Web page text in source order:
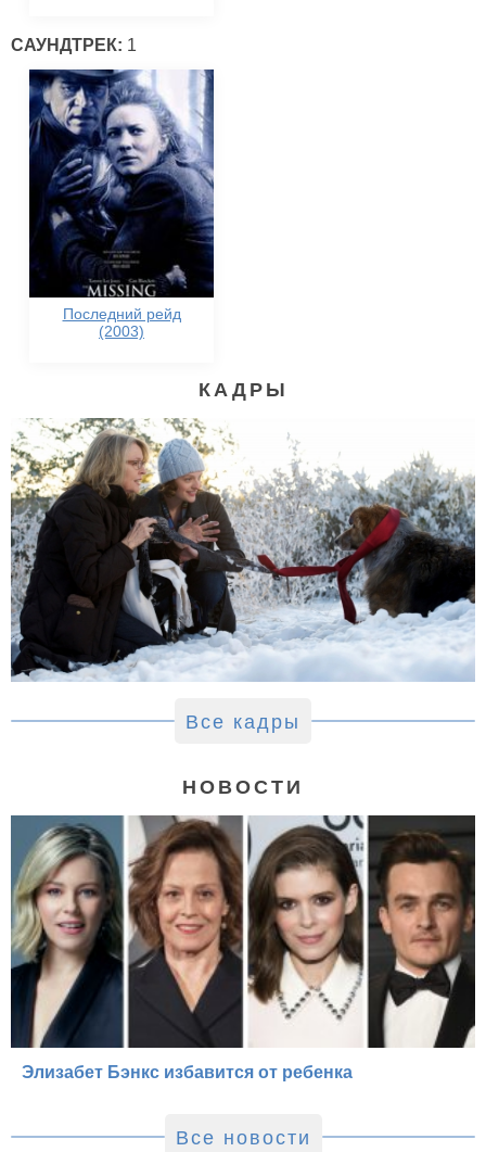
САУНДТРЕК: 1
Последний рейд
(2003)
КАДРЫ
Все кадры
НОВОСТИ
Элизабет Бэнкс избавится от ребенка
Все новости